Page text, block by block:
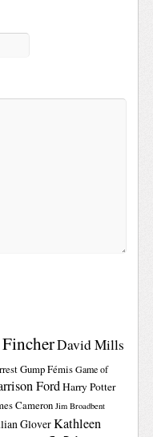
David Mills
GumpFémis Game of
FordHarry Potter
Cameron Jim Broadbent
GloverKathleen